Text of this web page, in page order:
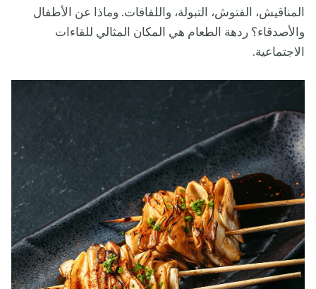
المناقيش، الفتوش، التبولة، واللفافات. وماذا عن الأطفال
والأصدقاء؟ ردهة الطعام هي المكان المثالي للقاءات
الاجتماعية.